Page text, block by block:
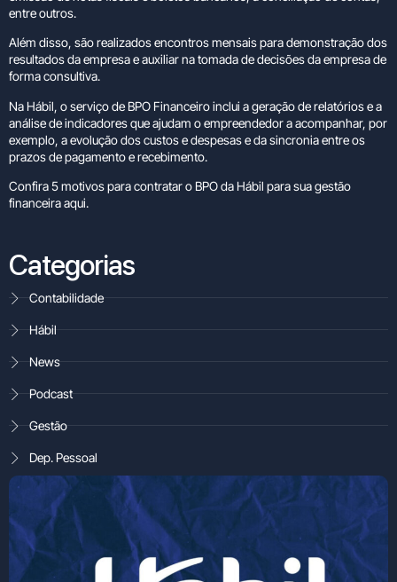
entre outros.
Além disso, são realizados encontros mensais para demonstração dos
resultados da empresa e auxiliar na tomada de decisões da empresa de
forma consultiva.
Na Hábil, o serviço de BPO Financeiro inclui a geração de relatórios e a
análise de indicadores que ajudam o empreendedor a acompanhar, por
exemplo, a evolução dos custos e despesas e da sincronia entre os
prazos de pagamento e recebimento.
Confira 5 motivos para contratar o BPO da Hábil para sua gestão
financeiraaqui.
Categorias
Contabilidade
Hábil
News
Podcast
Gestão
Dep. Pessoal